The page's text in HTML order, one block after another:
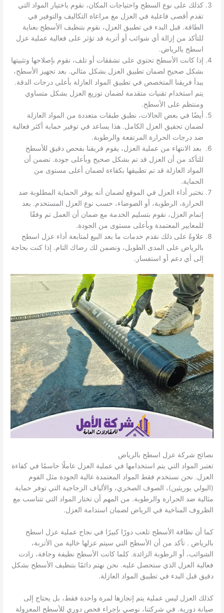
كذلك على نوع السطح واحتياجات المكان، نقوم باختيار المواد التي
تقدم أقصى فاعلية في العزل مع مراعاة التكاليف والتوفير في
الطاقة. قبل البدء في تطبيق العزل، نقوم بتنظيف الأسطح بعناية
للتأكد من إزالة أي شوائب أو أتربة قد تؤثر على فعالية عملية عزل
اسطح بالرياض.
إذا كانت الأسطح تحتوي على تشققات أو تلف، نقوم بإصلاحها وتثبيتها
بشكل صحيح لضمان تطبيق العزل بشكل مثالي. بعد تجهيز الأسطح،
يبدأ فريقنا المتخصص في تطبيق المواد العازلة بأعلى درجات الدقة.
يتم استخدام تقنيات متقدمة لضمان توزيع العزل بشكل متساوي
ومنتظم على الأسطح.
أيضًا في بعض الحالات، نطبق طبقات متعددة من المواد العازلة
لضمان تحقيق العزل الكامل. هذا يساعد في توفير حماية أكثر فعالية
ضد درجات الحرارة المرتفعة والرطوبة.
بعد الانتهاء من عملية العزل، يقوم فريقنا بفحص دقيق للأسطح
للتأكد من أن العزل قد تم بشكل صحيح وبأعلى جودة. نضمن أن
المواد العازلة قد تم تطبيقها بكفاءة لضمان أعلى مستوى من
الحماية.
نختبر أداء العزل في الموقع لضمان أنه يوفر الحماية المطلوبة ضد
الحرارة، الرطوبة، أو الضوضاء، حسب نوع العزل المستخدم. بعد
إتمام العزل، نقوم بتسليم الخدمة مع ضمان أن العمل تم وفقًا
للمعايير المعتمدة وبأعلى مستوى من الجودة.
علاوةً على ذلك نقدم خدمات ما بعد البيع لمتابعة أداء عزل اسطح
بالرياض على المدى الطويل، ونضمن لك رضاك التام. إذا كنت بحاجة
إلى أي دعم أو استفسار.
نصائح شركة عزل اسطح بالرياض
تعتبر المواد التي يتم استخدامها في عملية العزل عاملًا حاسمًا في كفاءة
العزل. نحن نستخدم فقط المواد المعتمدة عالية الجودة مثل الفوم
(البولي يوريثين)، الصوف الصخري، والألياف الزجاجية التي توفر حماية
مثالية ضد الحرارة والرطوبة. من المهم أن تختار المواد التي تتناسب مع
الظروف المناخية في الرياض لضمان استدامة العزل.
كما أن نظافة الأسطح تلعب دورًا كبيرًا في نجاح عملية عزل اسطح
بالرياض . تأكد من أن الأسطح التي سيتم عزلها خالية من الأتربة،
الشوائب، أو الرطوبة الزائدة. كلما كانت الأسطح نظيفة وجافة، زادت
فعالية العزل الذي ستحصل عليه. نحن نهتم دائمًا بتنظيف الأسطح بشكل
دقيق قبل البدء في تطبيق المواد العازلة.
كذلك العزل ليس عملية يتم إنجازها لمرة واحدة فقط، بل يحتاج إلى
صيانة دورية. في شركتنا، نوصي بإجراء فحص دوري للأسطح المعزولة